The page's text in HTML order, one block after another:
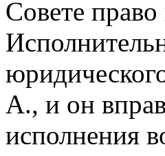
Совете
А., и он
исполнения